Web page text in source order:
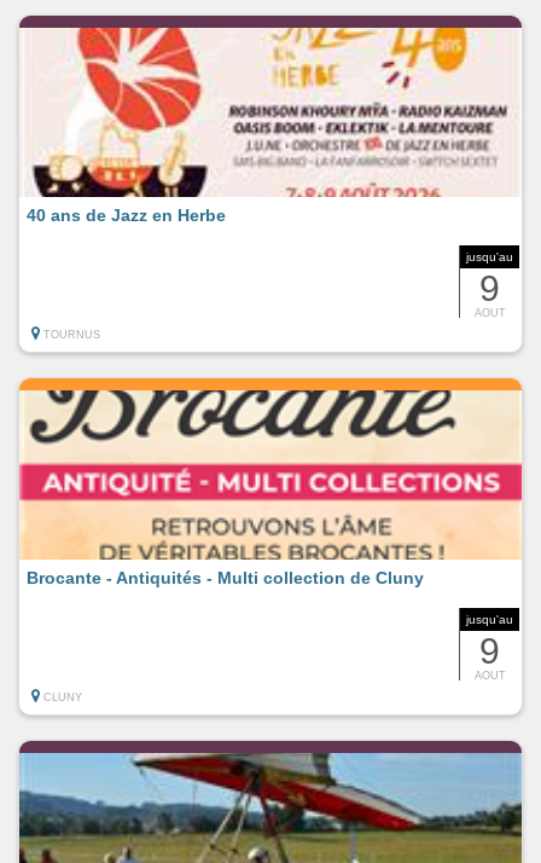
jusqu'au
9
AOUT
40 ans de Jazz en Herbe
TOURNUS
jusqu'au
9
AOUT
Brocante - Antiquités - Multi collection de Cluny
CLUNY